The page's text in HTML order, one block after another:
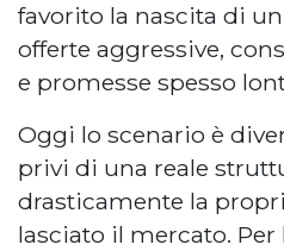
favorito la nascita di
offerte aggressive,
e promesse spesso
Oggi lo scenario è
privi di una reale
drasticamente la
lasciato il mercato. Per